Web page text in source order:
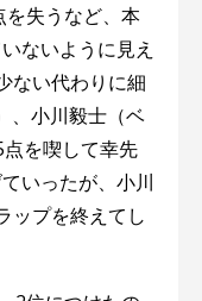
を失うなど、本
ないように見え
ない代わりに細
、小川毅士（ベ
を喫して幸先
いったが、小川
ップを終えてし